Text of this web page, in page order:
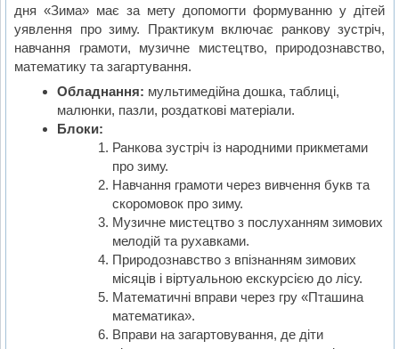
дня «Зима» має за мету допомогти формуванню у дітей
уявлення про зиму. Практикум включає ранкову зустріч,
навчання грамоти, музичне мистецтво, природознавство,
математику та загартування.
Обладнання: мультимедійна дошка, таблиці,
малюнки, пазли, роздаткові матеріали.
Блоки:
Ранкова зустріч із народними прикметами
про зиму.
Навчання грамоти через вивчення букв та
скоромовок про зиму.
Музичне мистецтво з послуханням зимових
мелодій та рухавками.
Природознавство з впізнанням зимових
місяців і віртуальною екскурсією до лісу.
Математичні вправи через гру «Пташина
математика».
Вправи на загартовування, де діти